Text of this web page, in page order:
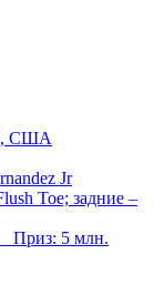
США
Jr
Toe; задние –
Приз: 5 млн.